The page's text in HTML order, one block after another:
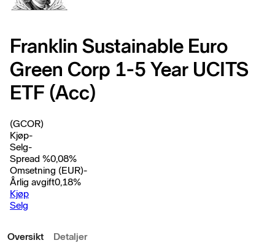
Franklin Sustainable Euro
Green Corp 1-5 Year UCITS
ETF (Acc)
(GCOR)
Kjøp-
Selg-
Spread %0,08%
Omsetning (EUR)-
Årlig avgift0,18%
Kjøp
Selg
Oversikt Detaljer